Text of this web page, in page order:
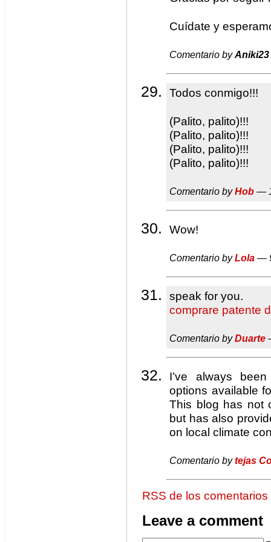
Cuídate y
Comentario byAniki23
Todos conmigo!!!
(Palito, palito)!!!
(Palito, palito)!!!
(Palito, palito)!!!
(Palito, palito)!!!
Comentario byHob —
Wow!
Comentario byLola —
speak for you.
comprare patente
Comentario byDuarte
I’ve always
options available
This blog has not
but has also
on local climate
Comentario bytejas
RSS de los comentarios
Leave a comment